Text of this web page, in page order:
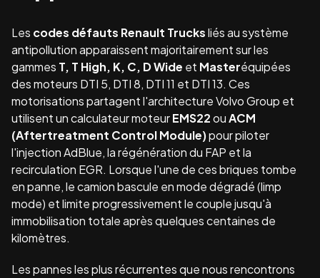
Les codes défauts Renault Trucksliés au système
antipollution apparaissent majoritairement sur les
gammes T, T High, K, C, D Wide et Masteréquipées
des moteurs DTI 5, DTI 8, DTI 11 et DTI 13. Ces
motorisations partagent l'architecture Volvo Group et
utilisent un calculateur moteurEMS22ouACM
(Aftertreatment Control Module)pour piloter
l'injection AdBlue, la régénération du FAP et la
recirculation EGR. Lorsque l'une de ces briques tombe
en panne, le camion bascule en mode dégradé (limp
mode) et limite progressivement le couple jusqu'à
immobilisation totale après quelques centaines de
kilomètres.
Les pannes les plus récurrentes que nous rencontrons